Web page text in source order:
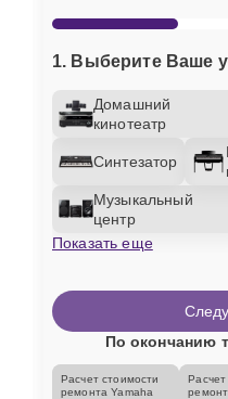
1. Выберите Ваше
Домашний
кинотеатр
Синтезатор
Музыкальный
центр
Показать еще
По окончанию
Расчет стоимости
ремонта Yamaha
Расчет